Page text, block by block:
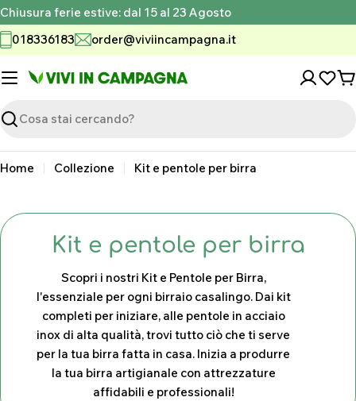
Vai
al
contenuto
Chiusura ferie estive: dal 15 al 23 Agosto
018336183
order@viviincampagna.it
Ricerca
Home Collezione Kit e pentole per birra
C
o
l
l
e
z
Kit e pentole per birra
Scopri i nostri Kit e Pentole per Birra,
l'essenziale per ogni birraio casalingo. Dai kit
completi per iniziare, alle pentole in acciaio
inox di alta qualità, trovi tutto ciò che ti serve
per la tua birra fatta in casa. Inizia a produrre
la tua birra artigianale con attrezzature
affidabili e professionali!